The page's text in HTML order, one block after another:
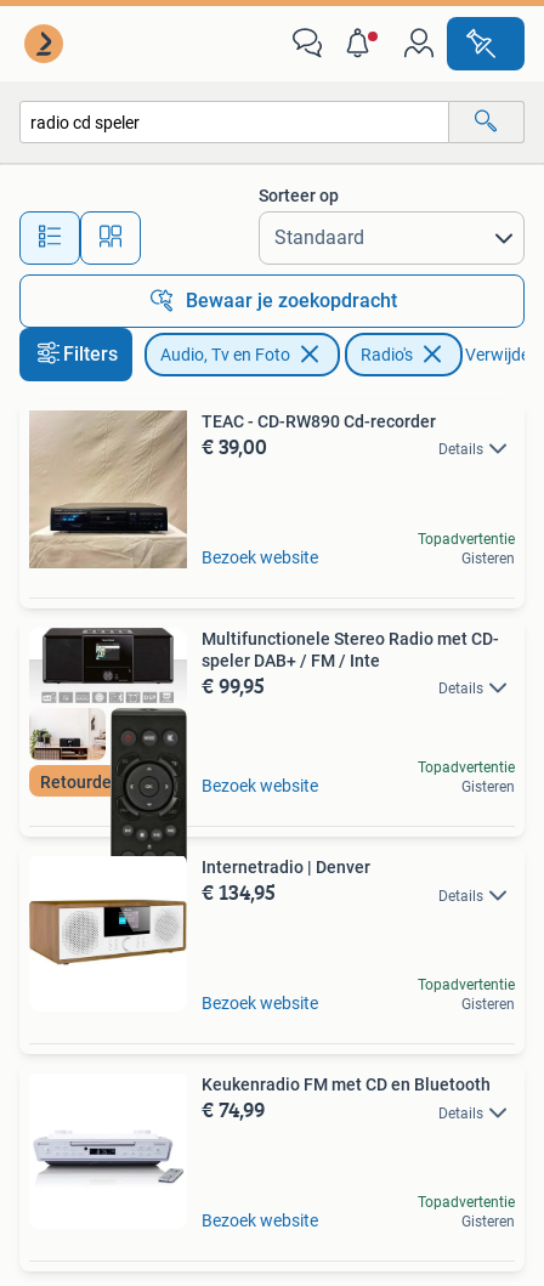
Alle afstanden…
Sorteer op
Bewaar je zoekopdracht
Filters Audio, Tv en Foto Radio's Verwijder
TEAC - CD-RW890 Cd-recorder
€ 39,00 Details
Bezoek website
Topadvertentie
Gisteren
Retourdeal Korting
Multifunctionele Stereo Radio met CD-
speler DAB+ / FM / Inte
€ 99,95 Details
Bezoek website
Topadvertentie
Gisteren
Internetradio | Denver
€ 134,95 Details
Bezoek website
Topadvertentie
Gisteren
Keukenradio FM met CD en Bluetooth
€ 74,99 Details
Bezoek website
Topadvertentie
Gisteren